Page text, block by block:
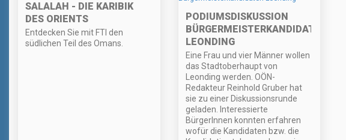
SALALAH - DIE KARIBIK
DES ORIENTS
Entdecken Sie mit FTI den
südlichen Teil des Omans.
PODIUMSDISKUSSION
BÜRGERMEISTERKANDIDATEN
LEONDING
Eine Frau und vier Männer wollen
das Stadtoberhaupt von
Leonding werden. OÖN-
Redakteur Reinhold Gruber hat
sie zu einer Diskussionsrunde
geladen. Interessierte
BürgerInnen konnten erfahren
wofür die Kandidaten bzw. die